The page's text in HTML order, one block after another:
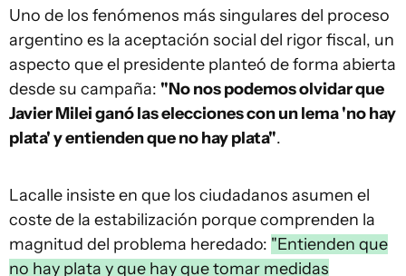
Uno de los fenómenos más singulares del proceso
argentino es la aceptación social del rigor fiscal, un
aspecto que el presidente planteó de forma abierta
desde su campaña: "No nos podemos olvidar que
Javier Milei ganó las elecciones con un lema 'no hay
plata' y entienden que no hay plata".
Lacalle insiste en que los ciudadanos asumen el
coste de la estabilización porque comprenden la
magnitud del problema heredado: "Entienden que
no hay plata y que hay que tomar medidas